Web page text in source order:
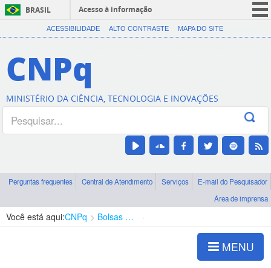
BRASIL
Acesso à informação
CORONAVÍRUS (COVID-19)
Canais
ACESSIBILIDADE ALTO CONTRASTE MAPA DO SITE
CNPq
MINISTÉRIO DA CIÊNCIA, TECNOLOGIA E INOVAÇÕES
Perguntas frequentes Central de Atendimento Serviços
E-mail do Pesquisador
Área de imprensa
Você está aqui:CNPq Bolsas e Auxílios Vigentes
MENU